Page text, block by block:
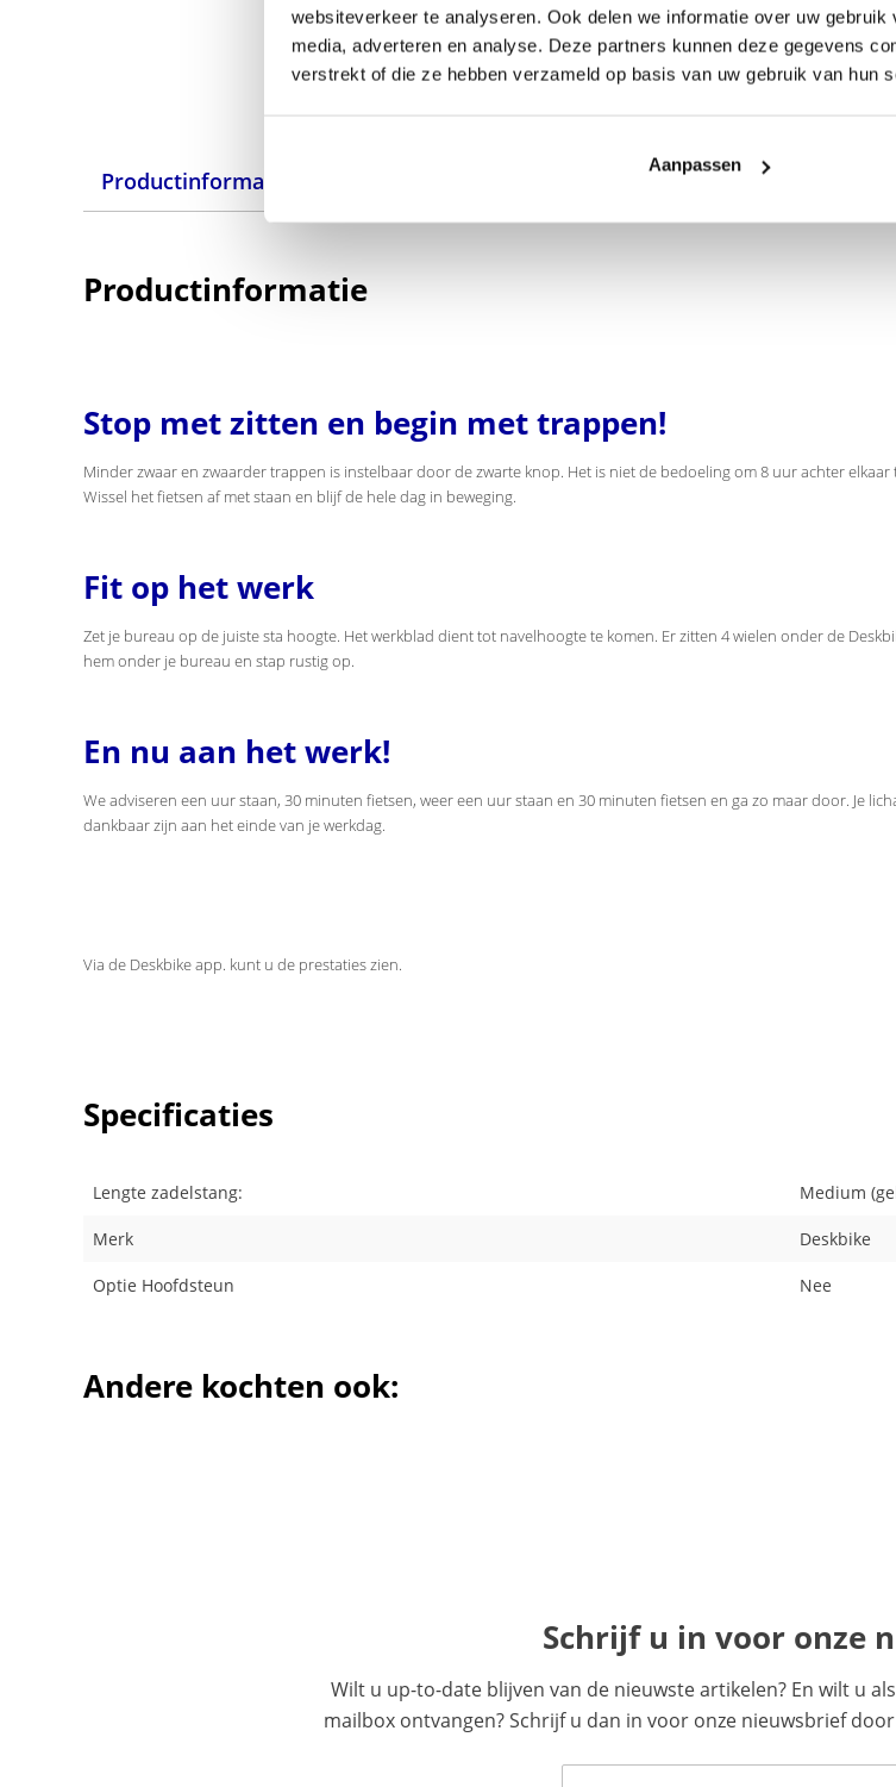
websiteverkeer te analyseren. Ook delen we informatie over uw
media, adverteren en analyse. Deze partners kunnen deze gegevens
verstrekt of die ze hebben verzameld op basis van uw gebruik van hun
Aanpassen
Productinformatie
Productinformatie
Stop met zitten en begin met trappen!
Minder zwaar en zwaarder trappen is instelbaar door de zwarte knop. Het is niet de bedoeling om 8 uur achter elkaar
Wissel het fietsen af met staan en blijf de hele dag in beweging.
Fit op het werk
Zet je bureau op de juiste sta hoogte. Het werkblad dient tot navelhoogte te komen. Er zitten 4 wielen onder de
hem onder je bureau en stap rustig op.
En nu aan het werk!
We adviseren een uur staan, 30 minuten fietsen, weer een uur staan en 30 minuten fietsen en ga zo maar door. Je
dankbaar zijn aan het einde van je werkdag.
Via de Deskbike app. kunt u de prestaties zien.
Specificaties
Lengte zadelstang: Medium
Merk Deskbike
Optie Hoofdsteun Nee
Andere kochten ook:
Schrijf u in voor onze
Wilt u up-to-date blijven van de nieuwste artikelen? En wilt u
mailbox ontvangen? Schrijf u dan in voor onze nieuwsbrief